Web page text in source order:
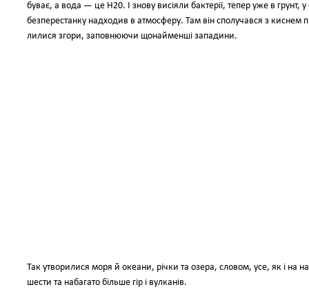
буває, а вода — це Н20. І знову висіяли бактерії, тепер уже в
безперестанку надходив в атмосферу. Там він сполучався з киснем
лилися згори, заповнюючи щонайменші западини.
Так утворилися моря й океани, річки та озера, словом, усе, як і на
шести та набагато більше гір і вулканів.